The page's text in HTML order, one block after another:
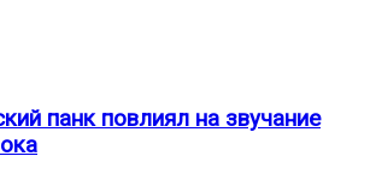
панк повлиял на звучание